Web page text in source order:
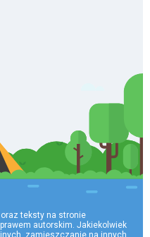
teksty na stronie
autorskim. Jakiekolwiek
zamieszczanie na innych